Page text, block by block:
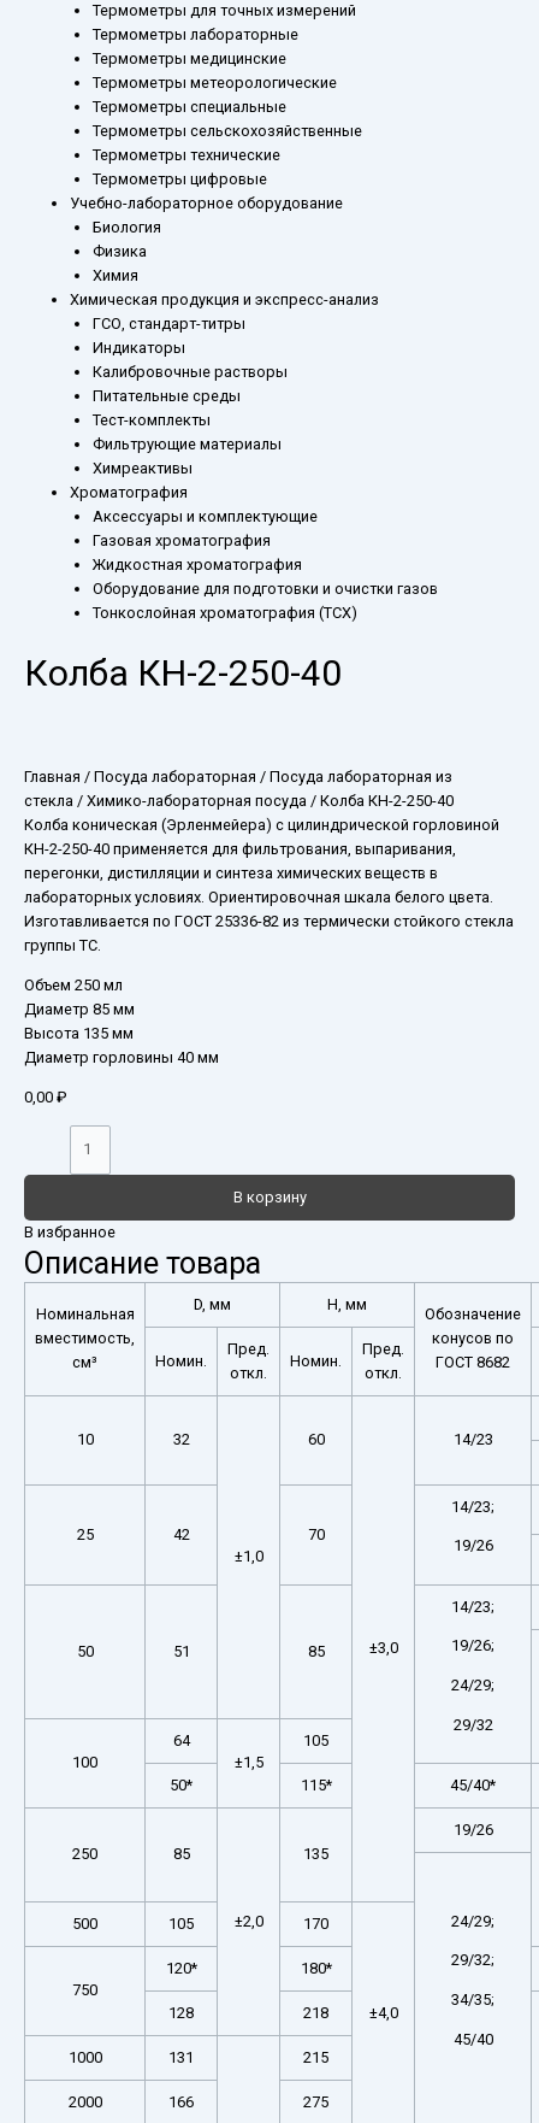
Термометры для точных измерений
Термометры лабораторные
Термометры медицинские
Термометры метеорологические
Термометры специальные
Термометры сельскохозяйственные
Термометры технические
Термометры цифровые
Учебно-лабораторное оборудование
Биология
Физика
Химия
Химическая продукция и экспресс-анализ
ГСО, стандарт-титры
Индикаторы
Калибровочные растворы
Питательные среды
Тест-комплекты
Фильтрующие материалы
Химреактивы
Хроматография
Аксессуары и комплектующие
Газовая хроматография
Жидкостная хроматография
Оборудование для подготовки и очистки газов
Тонкослойная хроматография (ТСХ)
Колба КН-2-250-40
Главная / Посуда лабораторная / Посуда лабораторная из
стекла / Химико-лабораторная посуда / Колба КН-2-250-40
Колба коническая (Эрленмейера) с цилиндрической горловиной
КН-2-250-40 применяется для фильтрования, выпаривания,
перегонки, дистилляции и синтеза химических веществ в
лабораторных условиях. Ориентировочная шкала белого цвета.
Изготавливается по ГОСТ 25336-82 из термически стойкого стекла
группы ТС.
Объем 250 мл
Диаметр 85 мм
Высота 135 мм
Диаметр горловины 40 мм
0,00 ₽
В корзину
В избранное
Описание товара
Номинальная
вместимость,
см³
D, мм H, мм
Обозначение
конусов по
ГОСТ 8682
Номин.
Пред.
откл.
Номин.
Пред.
откл.
10 32
±1,0
60
±3,0
14/23
25 42 70
14/23;
19/26
50 51 85
14/23;
19/26;
24/29;
29/32
100
64
±1,5
105
50* 115* 45/40*
250 85
±2,0
135
19/26
24/29;
29/32;
34/35;
45/40
500 105 170
±4,0
750
120* 180*
128 218
1000 131 215
2000 166 275